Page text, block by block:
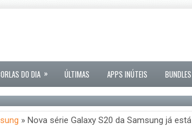
DO DIA » ÚLTIMAS APPS INÚTEIS BUNDLES
» Nova série Galaxy S20 da Samsung já está